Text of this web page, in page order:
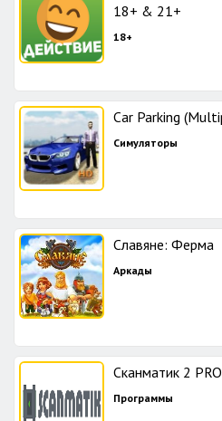
18+ & 21+
18+
Car Parking
Симуляторы
Славяне: Ферма
Аркады
Сканматик 2 PRO
Программы